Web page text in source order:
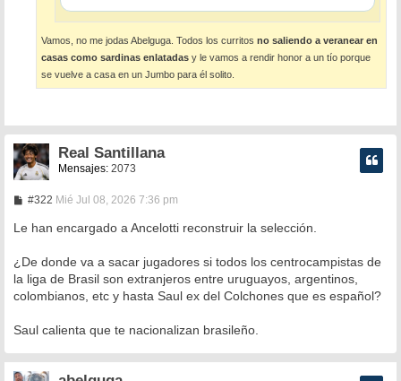
Vamos, no me jodas Abelguga. Todos los curritos no saliendo a veranear en
casas como sardinas enlatadas y le vamos a rendir honor a un tío porque
se vuelve a casa en un Jumbo para él solito.
Real Santillana
Mensajes: 2073
#322M
n
j
e
Mié Jul 08, 2026 7:36 pm
Le han encargado a Ancelotti reconstruir la selección.
¿De donde va a sacar jugadores si todos los centrocampistas de
la liga de Brasil son extranjeros entre uruguayos, argentinos,
colombianos, etc y hasta Saul ex del Colchones que es español?
Saul calienta que te nacionalizan brasileño.